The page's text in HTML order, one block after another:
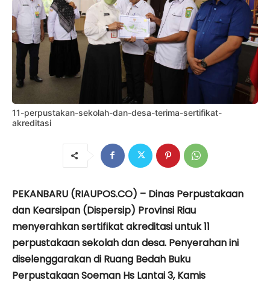
11-perpustakan-sekolah-dan-desa-terima-sertifikat-
akreditasi
PEKANBARU (RIAUPOS.CO) – Dinas Perpustakaan
dan Kearsipan (Dispersip) Provinsi Riau
menyerahkan sertifikat akreditasi untuk 11
perpustakaan sekolah dan desa. Penyerahan ini
diselenggarakan di Ruang Bedah Buku
Perpustakaan Soeman Hs Lantai 3, Kamis